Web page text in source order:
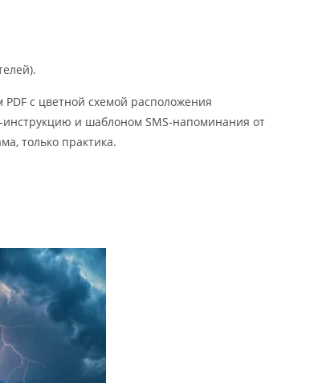
с цветной схемой расположения
и шаблоном SMS-напоминания от
только практика.